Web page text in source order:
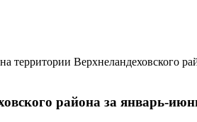
территории Верхнеландеховского
района за январь-